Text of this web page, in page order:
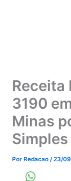
Receita
3190
Minas
Por Redacao /23/